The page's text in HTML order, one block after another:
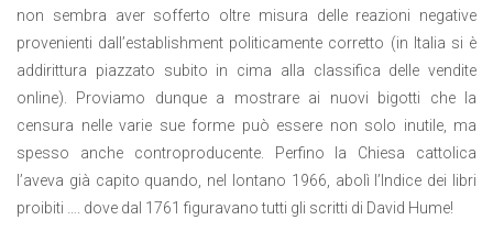
non sembra aver sofferto oltre misura delle reazioni negative
provenienti dall’establishment politicamente corretto (in Italia si è
addirittura piazzato subito in cima alla classifica delle vendite
online). Proviamo dunque a mostrare ai nuovi bigotti che la
censura nelle varie sue forme può essere non solo inutile, ma
spesso anche controproducente. Perfino la Chiesa cattolica
l’aveva già capito quando, nel lontano 1966, abolì l’Indice dei libri
proibiti …. dove dal 1761 figuravano tutti gli scritti di David Hume!